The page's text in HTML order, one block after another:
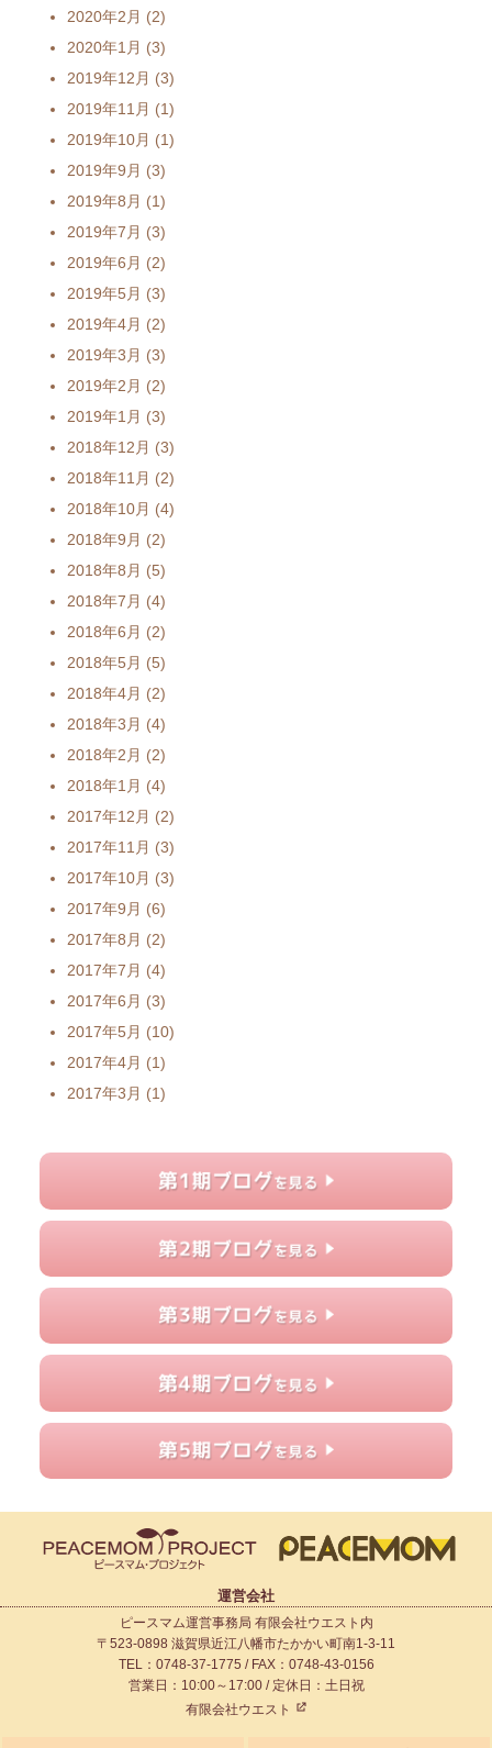
2020年2月 (2)
2020年1月 (3)
2019年12月 (3)
2019年11月 (1)
2019年10月 (1)
2019年9月 (3)
2019年8月 (1)
2019年7月 (3)
2019年6月 (2)
2019年5月 (3)
2019年4月 (2)
2019年3月 (3)
2019年2月 (2)
2019年1月 (3)
2018年12月 (3)
2018年11月 (2)
2018年10月 (4)
2018年9月 (2)
2018年8月 (5)
2018年7月 (4)
2018年6月 (2)
2018年5月 (5)
2018年4月 (2)
2018年3月 (4)
2018年2月 (2)
2018年1月 (4)
2017年12月 (2)
2017年11月 (3)
2017年10月 (3)
2017年9月 (6)
2017年8月 (2)
2017年7月 (4)
2017年6月 (3)
2017年5月 (10)
2017年4月 (1)
2017年3月 (1)
運営会社
ピースマム運営事務局 有限会社ウエスト内
〒523-0898 滋賀県近江八幡市たかかい町南1-3-11
TEL：0748-37-1775 / FAX：0748-43-0156
営業日：10:00～17:00 / 定休日：土日祝
有限会社ウエスト